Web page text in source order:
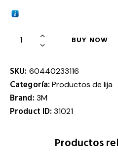
BUY NOW
SKU: 60440233116
Categoría:Productos de lija
Brand: 3M
Product ID:31021
Productos